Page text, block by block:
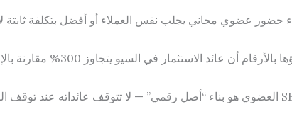
حضور عضوي مجاني يجلب نفس العملاء أو أفضل بتكلفة ثابتة
الاستثمار في السيو يتجاوز 300% مقارنة بالإعلانات الممولة على المدى الطويل.